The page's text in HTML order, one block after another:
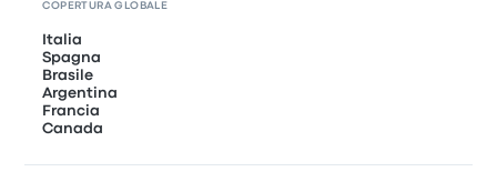
COPERTURA GLOBALE
Italia
Spagna
Brasile
Argentina
Francia
Canada